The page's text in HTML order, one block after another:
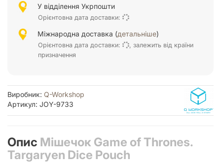
У відділення Укрпошти
Орієнтовна дата доставки:
Міжнародна доставка (детальніше)
Орієнтовна дата доставки:
, залежить від країни
призначення
Виробник: Q-Workshop
Артикул: JOY-9733
Опис Мішечок Game of Thrones.
Targaryen Dice Pouch